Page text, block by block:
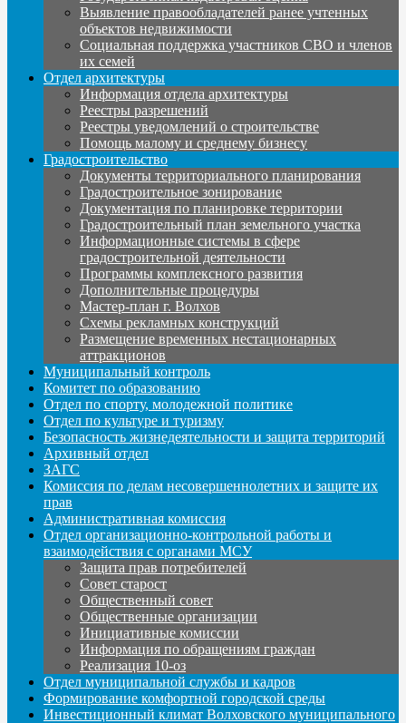
Выявление правообладателей ранее учтенных
объектов недвижимости
Социальная поддержка участников СВО и членов
их семей
Отдел архитектуры
Информация отдела архитектуры
Реестры разрешений
Реестры уведомлений о строительстве
Помощь малому и среднему бизнесу
Градостроительство
Документы территориального планирования
Градостроительное зонирование
Документация по планировке территории
Градостроительный план земельного участка
Информационные системы в сфере
градостроительной деятельности
Программы комплексного развития
Дополнительные процедуры
Мастер-план г. Волхов
Схемы рекламных конструкций
Размещение временных нестационарных
аттракционов
Муниципальный контроль
Комитет по образованию
Отдел по спорту, молодежной политике
Отдел по культуре и туризму
Безопасность жизнедеятельности и защита территорий
Архивный отдел
ЗАГС
Комиссия по делам несовершеннолетних и защите их
прав
Административная комиссия
Отдел организационно-контрольной работы и
взаимодействия с органами МСУ
Защита прав потребителей
Совет старост
Общественный совет
Общественные организации
Инициативные комиссии
Информация по обращениям граждан
Реализация 10-оз
Отдел муниципальной службы и кадров
Формирование комфортной городской среды
Инвестиционный климат Волховского муниципального